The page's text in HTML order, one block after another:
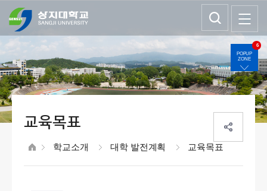
POPUP
ZONE
6
교육목표
학교소개 대학 발전계획 교육목표